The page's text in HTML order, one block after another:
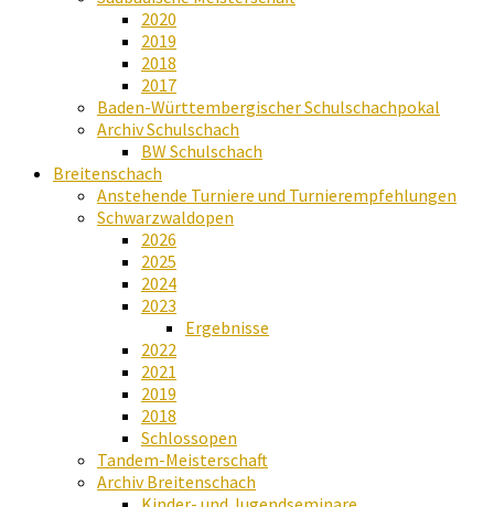
2020
2019
2018
2017
Baden-Württembergischer Schulschachpokal
Archiv Schulschach
BW Schulschach
Breitenschach
Anstehende Turniere und Turnierempfehlungen
Schwarzwaldopen
2026
2025
2024
2023
Ergebnisse
2022
2021
2019
2018
Schlossopen
Tandem-Meisterschaft
Archiv Breitenschach